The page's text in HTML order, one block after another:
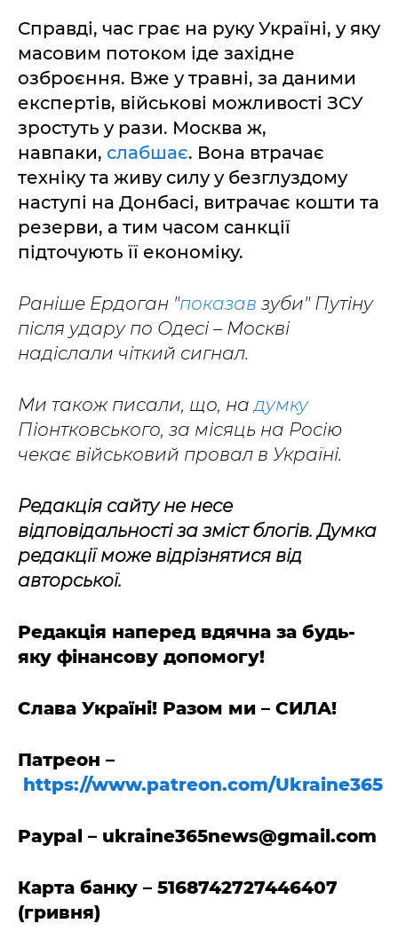
Справді, час грає на руку Україні, у яку
масовим потоком іде західне
озброєння. Вже у травні, за даними
експертів, військові можливості ЗСУ
зростуть у рази. Москва ж,
навпаки, слабшає. Вона втрачає
техніку та живу силу у безглуздому
наступі на Донбасі, витрачає кошти та
резерви, а тим часом санкції
підточують її економіку.
Раніше Ердоган "показав зуби" Путіну
після удару по Одесі – Москві
надіслали чіткий сигнал.
Ми також писали, що, надумку
Піонтковського, за місяць на Росію
чекає військовий провал в Україні.
Редакція сайту не несе
відповідальності за зміст блогів. Думка
редакції може відрізнятися від
авторської.
Редакція наперед вдячна за будь-
яку фінансову допомогу!
Слава Україні! Разом ми – СИЛА!
Патреон –
https://www.patreon.com/Ukraine365
Paypal – ukraine365news@gmail.com
Карта банку – 5168742727446407
(гривня)